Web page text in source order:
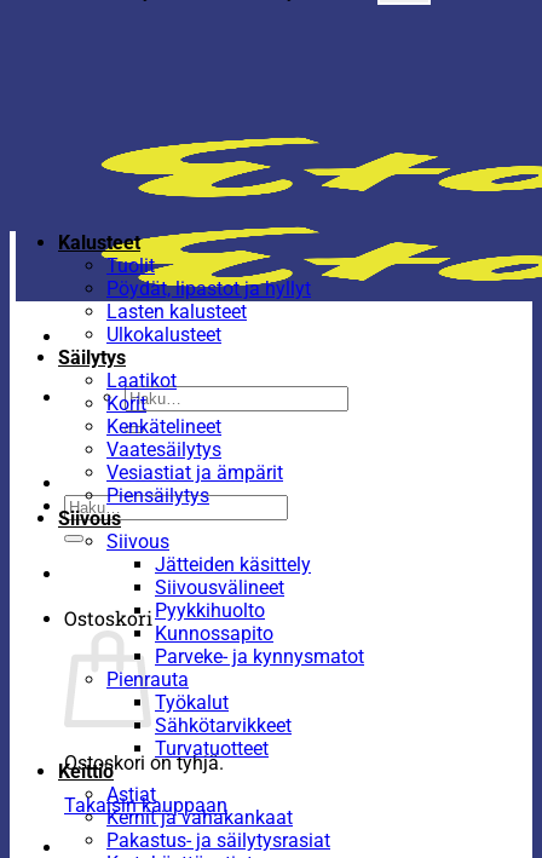
Etsi:
Etsi:
Ostoskori
Ostoskori on tyhjä.
Takaisin kauppaan
Kalusteet
Tuolit
Pöydät, lipastot ja hyllyt
Lasten kalusteet
Ulkokalusteet
Säilytys
Laatikot
Korit
Kenkätelineet
Vaatesäilytys
Vesiastiat ja ämpärit
Piensäilytys
Siivous
Siivous
Jätteiden käsittely
Siivousvälineet
Pyykkihuolto
Kunnossapito
Parveke- ja kynnysmatot
Pienrauta
Työkalut
Sähkötarvikkeet
Turvatuotteet
Keittiö
Astiat
Kernit ja vahakankaat
Pakastus- ja säilytysrasiat